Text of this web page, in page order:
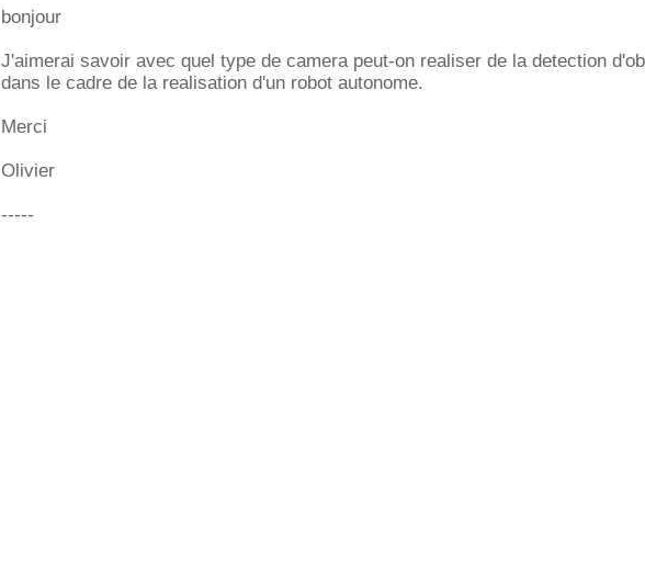
bonjour
J'aimerai savoir avec quel type de camera peut-on realiser de la detection
dans le cadre de la realisation d'un robot autonome.
Merci
Olivier
-----